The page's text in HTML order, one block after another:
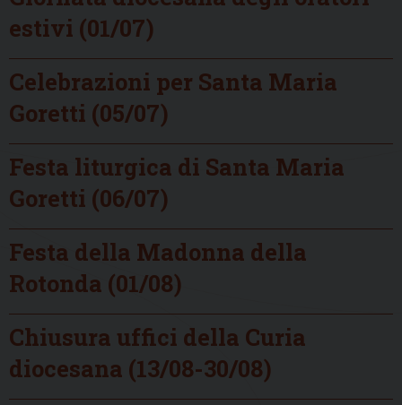
estivi (01/07)
Celebrazioni per Santa Maria
Goretti (05/07)
Festa liturgica di Santa Maria
Goretti (06/07)
Festa della Madonna della
Rotonda (01/08)
Chiusura uffici della Curia
diocesana (13/08-30/08)